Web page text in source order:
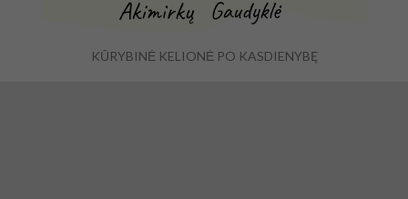
KŪRYBINĖ KELIONĖ PO KASDIENYBĘ